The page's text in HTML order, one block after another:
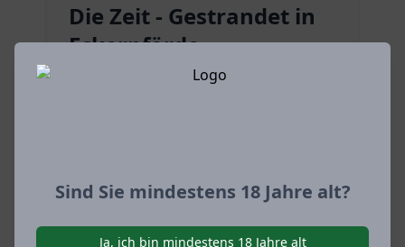
Die Zeit - Gestrandet in
Eckernförde
Da wollten Sie nie hin? Jetzt sind Sie nun
Sind Sie mindestens 18 Jahre alt?
Ja, ich bin mindestens 18 Jahre alt